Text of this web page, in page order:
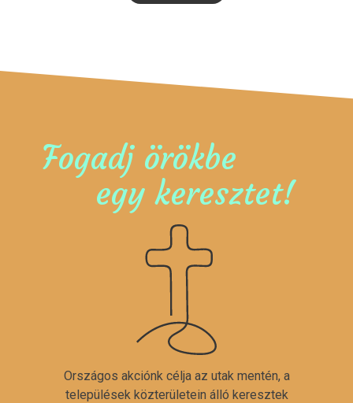
Fogadj örökbe
egy keresztet!
Országos akciónk célja az utak mentén, a
települések közterületein álló keresztek